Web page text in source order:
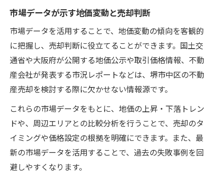
市場データが示す地価変動と売却判断
市場データを活用することで、地価変動の傾向を客観的
に把握し、売却判断に役立てることができます。国土交
通省や大阪府が公開する地価公示や取引価格情報、不動
産会社が発表する市況レポートなどは、堺市中区の不動
産売却を検討する際に欠かせない情報源です。
これらの市場データをもとに、地価の上昇・下落トレン
ドや、周辺エリアとの比較分析を行うことで、売却のタ
イミングや価格設定の根拠を明確にできます。また、最
新の市場データを活用することで、過去の失敗事例を回
避しやすくなります。